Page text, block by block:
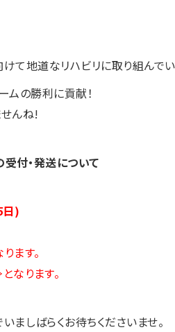
地道なリハビリに取り組んでい
ムの勝利に貢献！
んね!
受付・発送について
日)
ます。
ります。
ましばらくお待ちくださいませ。